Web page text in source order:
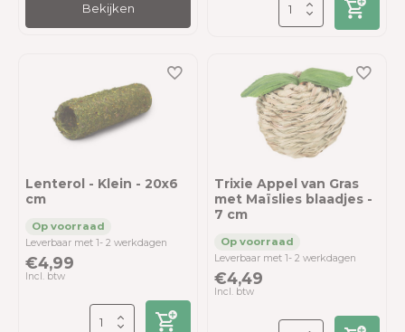
Bekijken
Lenterol - Klein - 20x6
cm
Leverbaar met 1- 2 werkdagen
€4,99
Incl. btw
Trixie Appel van Gras
met Maïslies blaadjes -
7 cm
Leverbaar met 1- 2 werkdagen
€4,49
Incl. btw